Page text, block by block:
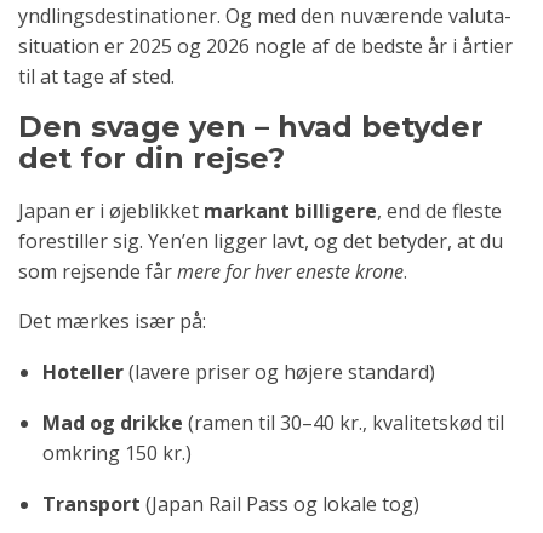
yndlingsdestinationer. Og med den nuværende valuta­
situation er 2025 og 2026 nogle af de bedste år i årtier
til at tage af sted.
Den svage yen – hvad betyder
det for din rejse?
Japan er i øjeblikket markant billigere, end de fleste
forestiller sig. Yen’en ligger lavt, og det betyder, at du
som rejsende fårmere for hver eneste krone.
Det mærkes især på:
Hoteller(lavere priser og højere standard)
Mad og drikke (ramen til 30–40 kr., kvalitetskød til
omkring 150 kr.)
Transport (Japan Rail Pass og lokale tog)